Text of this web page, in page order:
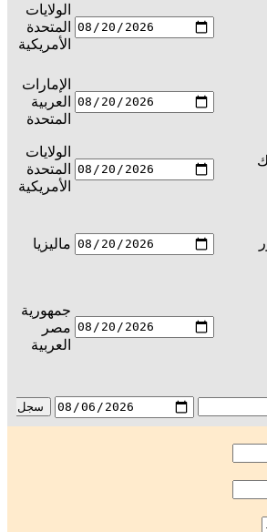
الولايات
المتحدة
الأمريكية
الإمارات
العربية
المتحدة
الولايات
المتحدة
الأمريكية
ماليزيا
جمهورية
مصر
العربية
سجل